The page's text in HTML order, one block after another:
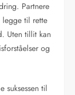
Partnere
legge til rette
Uten tillit kan
og
suksessen til